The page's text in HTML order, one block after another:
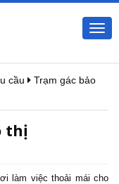
cầu
Trạm gác bảo
thị
làm việc thoải mái cho